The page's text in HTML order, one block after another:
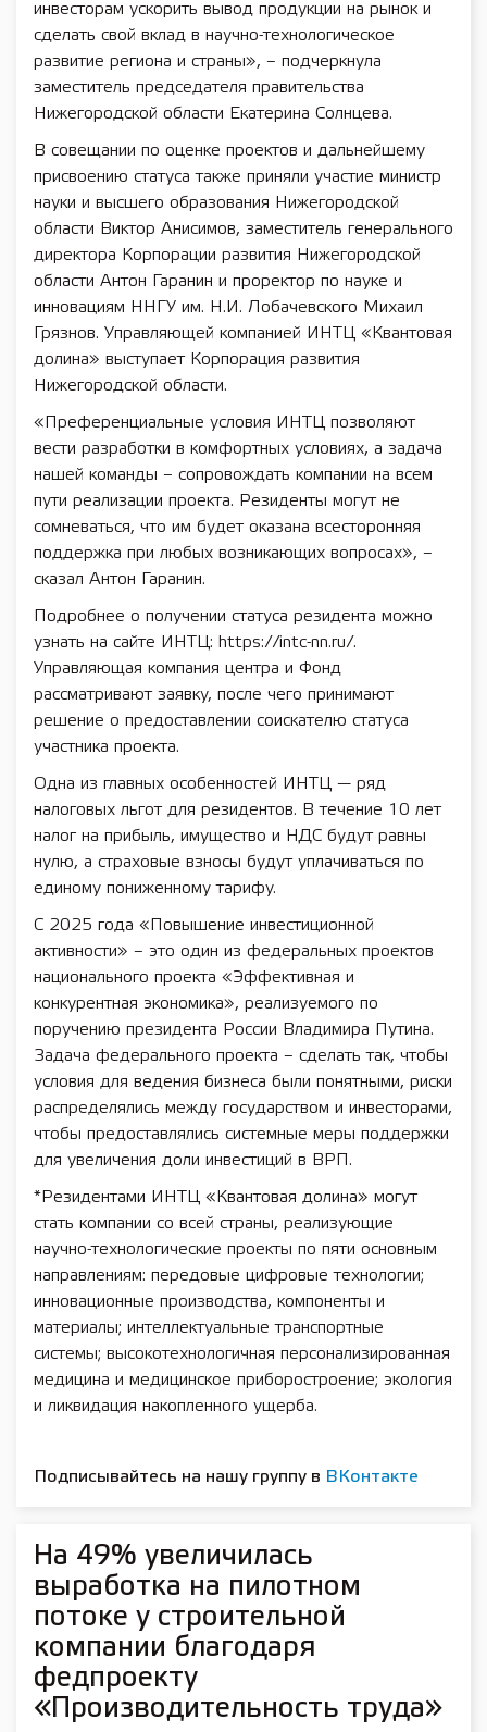
инвесторам ускорить вывод продукции на рынок и
сделать свой вклад в научно-технологическое
развитие региона и страны», – подчеркнула
заместитель председателя правительства
Нижегородской области Екатерина Солнцева.
В совещании по оценке проектов и дальнейшему
присвоению статуса также приняли участие министр
науки и высшего образования Нижегородской
области Виктор Анисимов, заместитель генерального
директора Корпорации развития Нижегородской
области Антон Гаранин и проректор по науке и
инновациям ННГУ им. Н.И. Лобачевского Михаил
Грязнов. Управляющей компанией ИНТЦ «Квантовая
долина» выступает Корпорация развития
Нижегородской области.
«Преференциальные условия ИНТЦ позволяют
вести разработки в комфортных условиях, а задача
нашей команды – сопровождать компании на всем
пути реализации проекта. Резиденты могут не
сомневаться, что им будет оказана всесторонняя
поддержка при любых возникающих вопросах», –
сказал Антон Гаранин.
Подробнее о получении статуса резидента можно
узнать на сайте ИНТЦ: https://intc-nn.ru/.
Управляющая компания центра и Фонд
рассматривают заявку, после чего принимают
решение о предоставлении соискателю статуса
участника проекта.
Одна из главных особенностей ИНТЦ — ряд
налоговых льгот для резидентов. В течение 10 лет
налог на прибыль, имущество и НДС будут равны
нулю, а страховые взносы будут уплачиваться по
единому пониженному тарифу.
С 2025 года «Повышение инвестиционной
активности» – это один из федеральных проектов
национального проекта «Эффективная и
конкурентная экономика», реализуемого по
поручению президента России Владимира Путина.
Задача федерального проекта – сделать так, чтобы
условия для ведения бизнеса были понятными, риски
распределялись между государством и инвесторами,
чтобы предоставлялись системные меры поддержки
для увеличения доли инвестиций в ВРП.
*Резидентами ИНТЦ «Квантовая долина» могут
стать компании со всей страны, реализующие
научно-технологические проекты по пяти основным
направлениям: передовые цифровые технологии;
инновационные производства, компоненты и
материалы; интеллектуальные транспортные
системы; высокотехнологичная персонализированная
медицина и медицинское приборостроение; экология
и ликвидация накопленного ущерба.
Подписывайтесь на нашу группу в ВКонтакте
На 49% увеличилась
выработка на пилотном
потоке у строительной
компании благодаря
федпроекту
«Производительность труда»